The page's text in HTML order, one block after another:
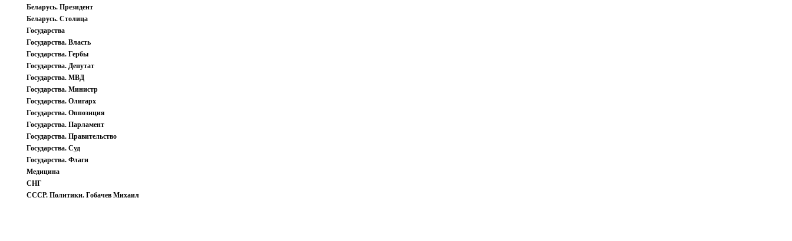
Беларусь. Президент
Беларусь. Столица
Государства
Государства. Власть
Государства. Гербы
Государства. Депутат
Государства. МВД
Государства. Министр
Государства. Олигарх
Государства. Оппозиция
Государства. Парламент
Государства. Правительство
Государства. Суд
Государства. Флаги
Медицина
СНГ
СССР. Политики. Гобачев Михаил